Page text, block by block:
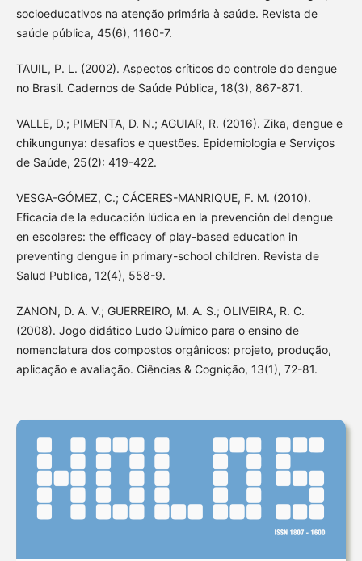
socioeducativos na atenção primária à saúde. Revista de
saúde pública, 45(6), 1160-7.
TAUIL, P. L. (2002). Aspectos críticos do controle do dengue
no Brasil. Cadernos de Saúde Pública, 18(3), 867-871.
VALLE, D.; PIMENTA, D. N.; AGUIAR, R. (2016). Zika, dengue e
chikungunya: desafios e questões. Epidemiologia e Serviços
de Saúde, 25(2): 419-422.
VESGA-GÓMEZ, C.; CÁCERES-MANRIQUE, F. M. (2010).
Eficacia de la educación lúdica en la prevención del dengue
en escolares: the efficacy of play-based education in
preventing dengue in primary-school children. Revista de
Salud Publica, 12(4), 558-9.
ZANON, D. A. V.; GUERREIRO, M. A. S.; OLIVEIRA, R. C.
(2008). Jogo didático Ludo Químico para o ensino de
nomenclatura dos compostos orgânicos: projeto, produção,
aplicação e avaliação. Ciências & Cognição, 13(1), 72-81.